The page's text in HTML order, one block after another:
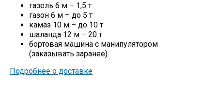
газель 6 м – 1,5 т
газон 6 м – до 5 т
камаз 10 м – до 10 т
шаланда 12 м – 20 т
бортовая машина с манипулятором
(заказывать заранее)
Подробнее о доставке